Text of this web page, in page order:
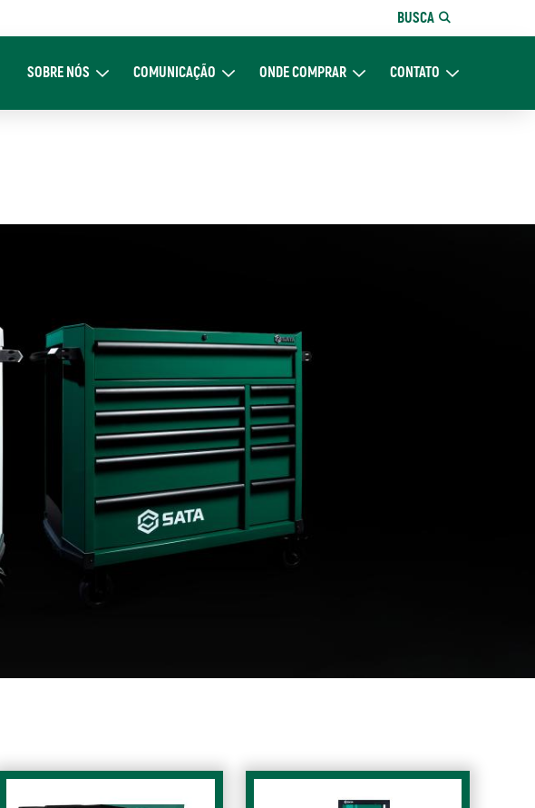
BUSCA
SOBRE NÓSExpand Sobre NósCOMUNICAÇÃOExpand ComunicaçãoONDE COMPRARExpand Onde Comprar
CONTATOExpand Contato